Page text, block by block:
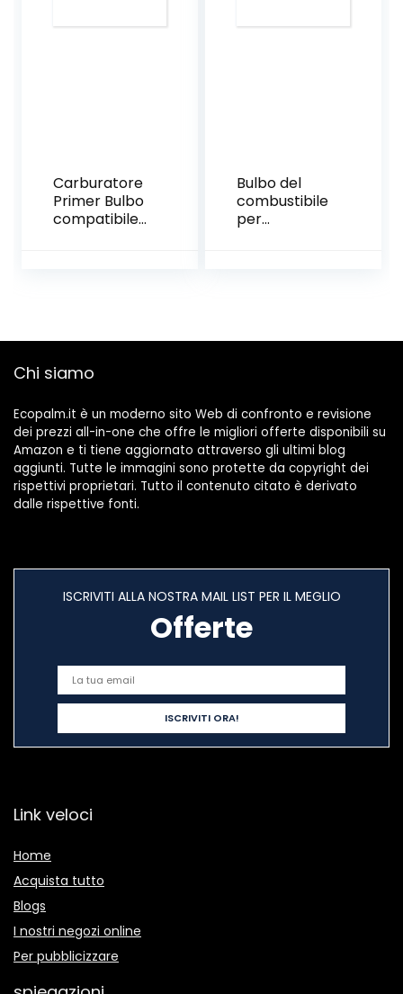
Rossa
tramonto,
Carburatore
Primer Bulbo
compatibile
falciatrici da
prato
Bulbo del
combustibile
per
per la
per il
carburatore
del
ventilatore
da erba 19
Chi siamo
Ecopalm.it è un moderno sito Web di confronto e revisione
dei prezzi all-in-one che offre le migliori offerte disponibili su
Amazon e ti tiene aggiornato attraverso gli ultimi blog
aggiunti. Tutte le immagini sono protette da copyright dei
rispettivi proprietari. Tutto il contenuto citato è derivato
dalle rispettive fonti.
ISCRIVITI ALLA NOSTRA MAIL LIST PER IL MEGLIO
Offerte
Link veloci
Home
Acquista tutto
Blogs
I nostri negozi online
Per pubblicizzare